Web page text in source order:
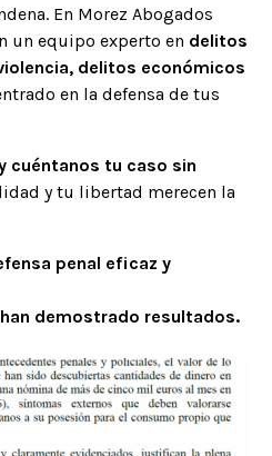
En Morez Abogados
un equipo experto en delitos
delitos económicos
en la defensa de tus
cuéntanos tu caso sin
y tu libertad merecen la
penal eficaz y
demostrado resultados.